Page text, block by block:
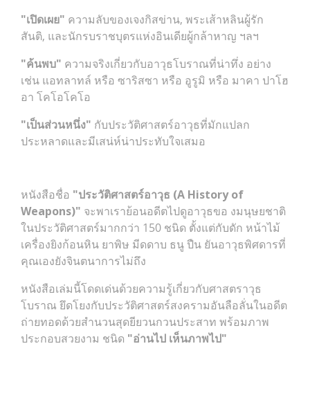
"เปิดเผย" ความลับของเจงกิสข่าน, พระเส้าหลินผู้รัก
สันติ, และนักรบราชบุตรแห่งอินเดียผู้กล้าหาญ ฯลฯ
"ค้นพบ" ความจริงเกี่ยวกับอาวุธโบราณที่น่าทึ่ง อย่าง
เช่น แอทลาทล์ หรือ ซาริสซา หรือ อูรูมิ หรือ มาคา ปาโฮ
อา โคโอโคโอ
"เป็นส่วนหนึ่ง" กับประวัติศาสตร์อาวุธที่มักแปลก
ประหลาดและมีเสน่ห์น่าประทับใจเสมอ
หนังสือชื่อ "ประวัติศาสตร์อาวุธ (A History of
Weapons)" จะพาเราย้อนอดีตไปดูอาวุธขอ งมนุษยชาติ
ในประวัติศาสตร์มากกว่า 150 ชนิด ตั้งแต่กับดัก หน้าไม้
เครื่องยิงก้อนหิน ยาพิษ มีดดาบ ธนู ปืน ยันอาวุธพิศดารที่
คุณเองยังจินตนาการไม่ถึง
หนังสือเล่มนี้โดดเด่นด้วยความรู้เกี่ยวกับศาสตราวุธ
โบราณ ยึดโยงกับประวัติศาสตร์สงครามอันลือลั่นในอดีต
ถ่ายทอดด้วยสำนวนสุดยียวนกวนประสาท พร้อมภาพ
ประกอบสวยงาม ชนิด "อ่านไป เห็นภาพไป"